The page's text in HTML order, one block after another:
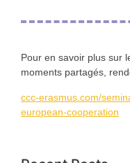
Pour en savoir plus sur
moments partagés,
ccc-erasmus.com/
european-cooperation